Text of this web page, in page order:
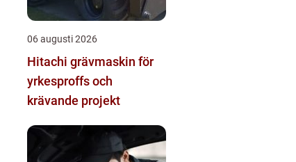
06 augusti 2026
Hitachi grävmaskin för
yrkesproffs och
krävande projekt